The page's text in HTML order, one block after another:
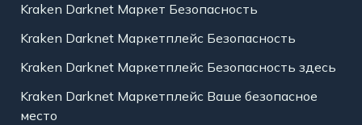
Kraken Darknet Маркет Безопасность
Kraken Darknet Маркетплейс Безопасность
Kraken Darknet Маркетплейс Безопасность здесь
Kraken Darknet Маркетплейс Ваше безопасное
место